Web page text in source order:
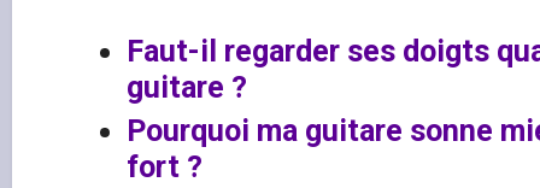
Faut-il regarder ses doigts
guitare ?
Pourquoi ma guitare sonne
fort ?